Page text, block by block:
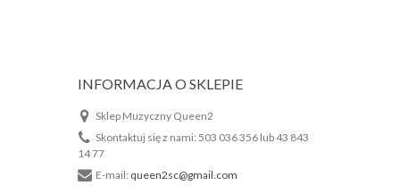
INFORMACJA O SKLEPIE
Sklep Muzyczny Queen2
Skontaktuj się z nami: 503 036 356 lub 43 843
14 77
E-mail: queen2sc@gmail.com